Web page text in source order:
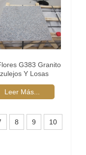
G383 Granito
Y Losas
Leer Más...
8 9
10